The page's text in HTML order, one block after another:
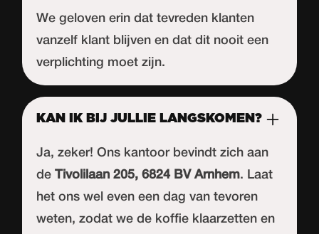
We geloven erin dat tevreden klanten
vanzelf klant blijven en dat dit nooit een
verplichting moet zijn.
KAN IK BIJ JULLIE LANGSKOMEN?
Ja, zeker! Ons kantoor bevindt zich aan
deTivolilaan 205, 6824 BV Arnhem. Laat
het ons wel even een dag van tevoren
weten, zodat we de koffie klaarzetten en